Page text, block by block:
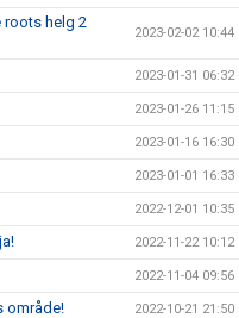
roots helg 2
2023-02-02 10:44
2023-01-31 06:32
2023-01-26 11:15
2023-01-16 16:30
2023-01-01 16:33
2022-12-01 10:35
2022-11-22 10:12
2022-11-04 09:56
område! 2022-10-21 21:50